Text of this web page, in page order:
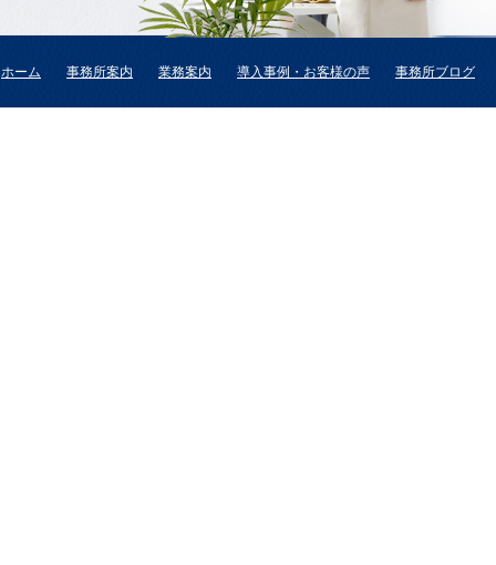
ホーム 事務所案内 業務案内 導入事例・お客様の声 事務所ブログ